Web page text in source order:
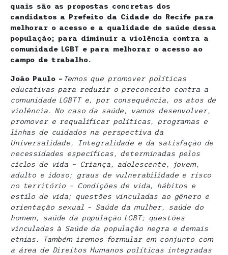
quais são as propostas concretas dos
candidatos a Prefeito da Cidade do Recife para
melhorar o acesso e a qualidade de saúde dessa
população; para diminuir a violência contra a
comunidade LGBT e para melhorar o acesso ao
campo de trabalho.
João Paulo – Temos que promover políticas
educativas para reduzir o preconceito contra a
comunidade LGBTT e, por consequência, os atos de
violência. No caso da saúde, vamos desenvolver,
promover e requalificar políticas, programas e
linhas de cuidados na perspectiva da
Universalidade, Integralidade e da satisfação de
necessidades específicas, determinadas pelos
ciclos de vida – Criança, adolescente, jovem,
adulto e idoso; graus de vulnerabilidade e risco
no território – Condições de vida, hábitos e
estilo de vida; questões vinculadas ao gênero e
orientação sexual – Saúde da mulher, saúde do
homem, saúde da população LGBT; questões
vinculadas à Saúde da população negra e demais
etnias. Também iremos formular em conjunto com
a área de Direitos Humanos políticas integradas